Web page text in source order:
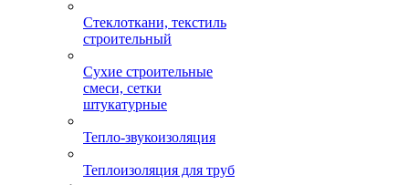
Стеклоткани, текстиль
строительный
Сухие строительные
смеси, сетки
штукатурные
Тепло-звукоизоляция
Теплоизоляция для труб